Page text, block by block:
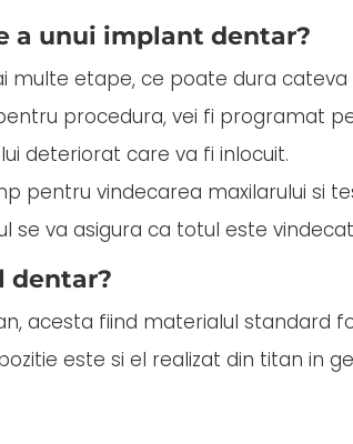
a unui implant dentar?
etape, ce poate dura cateva
procedura, vei fi programat
deteriorat care va fi inlocuit.
pentru vindecarea maxilarului si
se va asigura ca totul este
dentar?
acesta fiind materialul standard
este si el realizat din titan in